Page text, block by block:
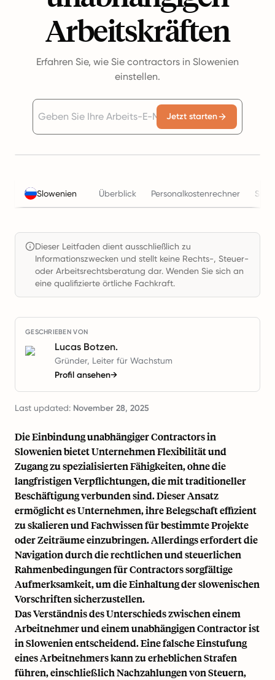
Arbeitskräften
Erfahren Sie, wie Sie contractors in Slowenien
einstellen.
Jetzt starten
Slowenien Überblick Personalkostenrechner
Dieser Leitfaden dient ausschließlich zu
Informationszwecken und stellt keine Rechts-, Steuer-
oder Arbeitsrechtsberatung dar. Wenden Sie sich an
eine qualifizierte örtliche Fachkraft.
GESCHRIEBEN VON
Lucas Botzen.
Gründer, Leiter für Wachstum
Profil ansehen→
Last updated: November 28, 2025
Die Einbindung unabhängiger Contractors in
Slowenien bietet Unternehmen Flexibilität und
Zugang zu spezialisierten Fähigkeiten, ohne die
langfristigen Verpflichtungen, die mit traditioneller
Beschäftigung verbunden sind. Dieser Ansatz
ermöglicht es Unternehmen, ihre Belegschaft effizient
zu skalieren und Fachwissen für bestimmte Projekte
oder Zeiträume einzubringen. Allerdings erfordert die
Navigation durch die rechtlichen und steuerlichen
Rahmenbedingungen für Contractors sorgfältige
Aufmerksamkeit, um die Einhaltung der slowenischen
Vorschriften sicherzustellen.
Das Verständnis des Unterschieds zwischen einem
Arbeitnehmer und einem unabhängigen Contractor ist
in Slowenien entscheidend. Eine falsche Einstufung
eines Arbeitnehmers kann zu erheblichen Strafen
führen, einschließlich Nachzahlungen von Steuern,